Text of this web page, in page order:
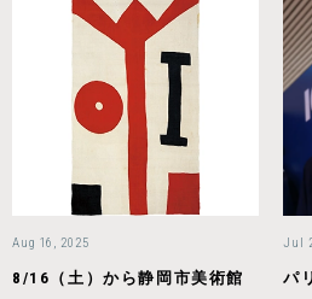
Aug 16, 2025
8/16（土）から静岡市美術館
Jul
パ